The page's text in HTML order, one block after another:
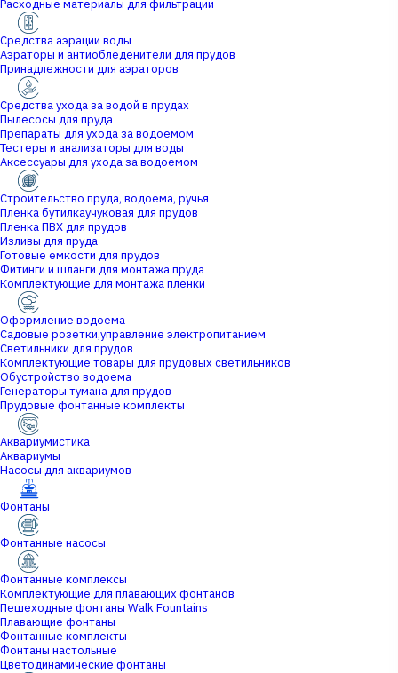
Расходные материалы для фильтрации
Средства аэрации воды
Аэраторы и антиобледенители для прудов
Принадлежности для аэраторов
Средства ухода за водой в прудах
Пылесосы для пруда
Препараты для ухода за водоемом
Тестеры и анализаторы для воды
Аксессуары для ухода за водоемом
Строительство пруда, водоема, ручья
Пленка бутилкаучуковая для прудов
Пленка ПВХ для прудов
Изливы для пруда
Готовые емкости для прудов
Фитинги и шланги для монтажа пруда
Комплектующие для монтажа пленки
Оформление водоема
Садовые розетки,управление электропитанием
Светильники для прудов
Комплектующие товары для прудовых светильников
Обустройство водоема
Генераторы тумана для прудов
Прудовые фонтанные комплекты
Аквариумистика
Аквариумы
Насосы для аквариумов
Фонтаны
Фонтанные насосы
Фонтанные комплексы
Комплектующие для плавающих фонтанов
Пешеходные фонтаны Walk Fountains
Плавающие фонтаны
Фонтанные комплекты
Фонтаны настольные
Цветодинамические фонтаны